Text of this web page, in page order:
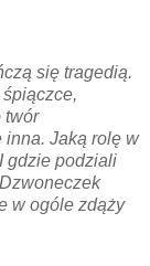
się tragedią.
twór
Jaką rolę w
gdzie podziali
w ogóle zdąży